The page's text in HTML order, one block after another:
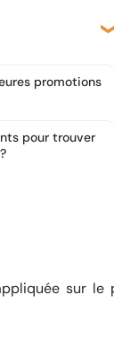
promotions
pour trouver
sur le